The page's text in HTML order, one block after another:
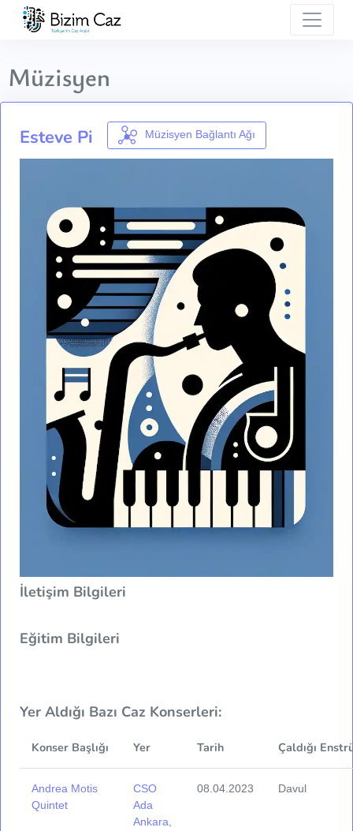
Müzisyen
Esteve Pi Müzisyen Bağlantı Ağı
İletişim Bilgileri
Eğitim Bilgileri
Yer Aldığı Bazı Caz Konserleri:
Konser Başlığı Yer Tarih Çaldığı
Andrea Motis
Quintet
CSO
Ada
Ankara,
08.04.2023 Davul